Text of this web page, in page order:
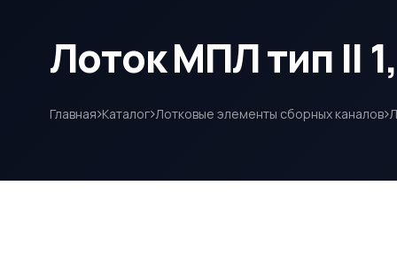
Лоток МПЛ тип II
Главная Каталог Лотковые элементы сборных каналов